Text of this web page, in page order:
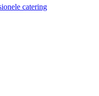
catering